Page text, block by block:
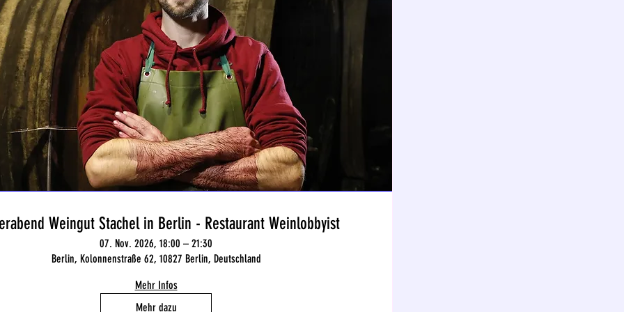
Weingut Stachel in Berlin - Restaurant Weinlobbyist
07. Nov. 2026, 18:00 – 21:30
Berlin, Kolonnenstraße 62, 10827 Berlin, Deutschland
Mehr Infos
Mehr dazu